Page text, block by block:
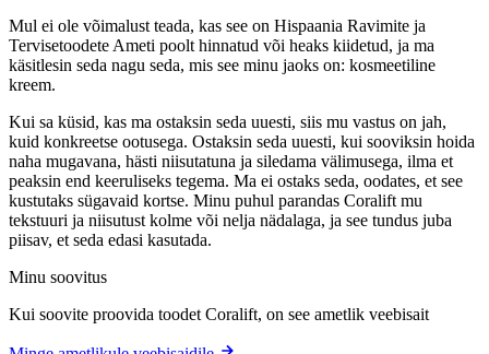
Mul ei ole võimalust teada, kas see on Hispaania Ravimite ja
Tervisetoodete Ameti poolt hinnatud või heaks kiidetud, ja ma
käsitlesin seda nagu seda, mis see minu jaoks on: kosmeetiline
kreem.
Kui sa küsid, kas ma ostaksin seda uuesti, siis mu vastus on jah,
kuid konkreetse ootusega. Ostaksin seda uuesti, kui sooviksin hoida
naha mugavana, hästi niisutatuna ja siledama välimusega, ilma et
peaksin end keeruliseks tegema. Ma ei ostaks seda, oodates, et see
kustutaks sügavaid kortse. Minu puhul parandas Coralift mu
tekstuuri ja niisutust kolme või nelja nädalaga, ja see tundus juba
piisav, et seda edasi kasutada.
Minu soovitus
Kui soovite proovida toodet Coralift, on see ametlik veebisait